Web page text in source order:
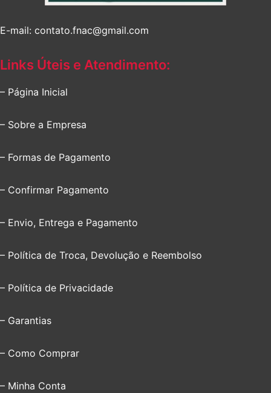
E-mail: contato.fnac@gmail.com
Links Úteis e Atendimento:
– Página Inicial
– Sobre a Empresa
– Formas de Pagamento
– Confirmar Pagamento
– Envio, Entrega e Pagamento
– Política de Troca, Devolução e Reembolso
– Política de Privacidade
– Garantias
– Como Comprar
– Minha Conta